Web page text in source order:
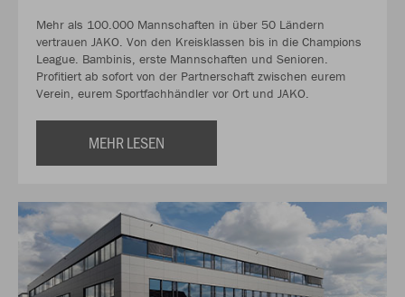
Mehr als 100.000 Mannschaften in über 50 Ländern
vertrauen JAKO. Von den Kreisklassen bis in die Champions
League. Bambinis, erste Mannschaften und Senioren.
Profitiert ab sofort von der Partnerschaft zwischen eurem
Verein, eurem Sportfachhändler vor Ort und JAKO.
MEHR LESEN